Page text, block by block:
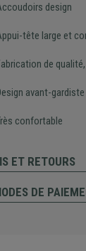
design
tête large et
de
avant-gardiste
confortable
ET RETOURS
DE